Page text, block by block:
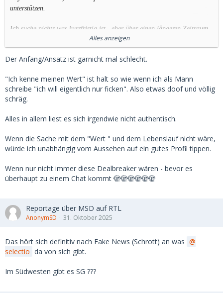
unterstützen.
Ich suche nichts was kurzfristig ist , eher über einen längeren Zeitraum
Ich setze ganz klar Prioritäten, ich bin nicht arrogant aber ich kenne
Ich biete Respekt und erwarte das natürlich auch zurück , es muss
passen und ich muss mich wohl fühlen damit es überhaupt klappt.
Gerne können wir das bei einem kennlerntreffen herausfinden.
Ich mag selbstbewusste und offene Männer , du solltest lustig sein und
mit mir viel lachen können , das ist mir wichtig um eine gute Zeit zu
Ich bin sehr wählerisch weil ich meine Prioritäten hoch setze , aber du
Ein kleiner „ Lebenslauf „ von dir damit ich natürlich auch weis wer du
einem Führungszeugnis , und wenn ich das schon lese, ich
Alles anzeigen
Der Anfang/Ansatz ist garnicht mal schlecht.
"Ich kenne meinen Wert" ist halt so wie wenn ich als Mann
schreibe "ich will eigentlich nur ficken". Also etwas doof und völlig
schräg.
Alles in allem liest es sich irgendwie nicht authentisch.
Wenn die Sache mit dem "Wert " und dem Lebenslauf nicht wäre,
würde ich unabhängig vom Aussehen auf ein gutes Profil tippen.
Wenn nur nicht immer diese Dealbreaker wären - bevor es
überhaupt zu einem Chat kommt 🫣🫣🫣🫣🫣🫣
Reportage über MSD auf RTL
AnonymSD 31. Oktober 2025
Das hört sich definitiv nach Fake News (Schrott) an was
selectio da von sich gibt.
Im Südwesten gibt es SG ???